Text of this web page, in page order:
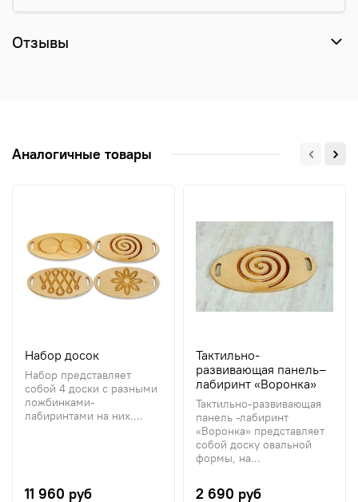
Отзывы
Аналогичные товары
Набор досок
Набор представляет
собой 4 доски с разными
ложбинками-
лабиринтами на них....
11 960 руб
Тактильно-
развивающая панель–
лабиринт «Воронка»
Тактильно-развивающая
панель -лабиринт
«Воронка» представляет
собой доску овальной
формы, на...
2 690 руб